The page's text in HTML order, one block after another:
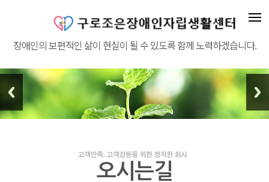
장애인의 보편적인 삶이 현실이 될 수 있도록 함께 노력하겠습니다.
오시는길